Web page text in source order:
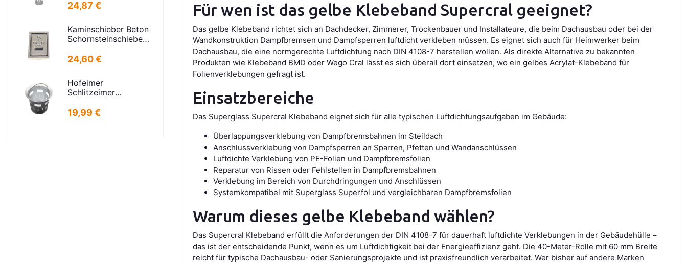
Schlitzen H=575mm
D=395mm
24,87 €
Kaminschieber Beton
Schornsteinschieber
Rahmenmaß:
21x30cm Deckel:
16,5x24,5cm
24,60 €
Hofeimer
Schlitzeimer
kurz
19,99 €
Für wen ist das gelbe Klebeband Supercral geeignet?
Das gelbe Klebeband richtet sich an Dachdecker, Zimmerer, Trockenbauer und Installateure, die beim Dachausbau oder bei der
Wandkonstruktion Dampfbremsen und Dampfsperren luftdicht verkleben müssen. Es eignet sich auch für Heimwerker beim
Dachausbau, die eine normgerechte Luftdichtung nach DIN 4108-7 herstellen wollen. Als direkte Alternative zu bekannten
Produkten wie Klebeband BMD oder Wego Cral lässt es sich überall dort einsetzen, wo ein gelbes Acrylat-Klebeband für
Folienverklebungen gefragt ist.
Einsatzbereiche
Das Superglass Supercral Klebeband eignet sich für alle typischen Luftdichtungsaufgaben im Gebäude:
Überlappungsverklebung von Dampfbremsbahnen im Steildach
Anschlussverklebung von Dampfsperren an Sparren, Pfetten und Wandanschlüssen
Luftdichte Verklebung von PE-Folien und Dampfbremsfolien
Reparatur von Rissen oder Fehlstellen in Dampfbremsbahnen
Verklebung im Bereich von Durchdringungen und Anschlüssen
Systemkompatibel mit Superglass Superfol und vergleichbaren Dampfbremsfolien
Warum dieses gelbe Klebeband wählen?
Das Supercral Klebeband erfüllt die Anforderungen der DIN 4108-7 für dauerhaft luftdichte Verklebungen in der Gebäudehülle –
das ist der entscheidende Punkt, wenn es um Luftdichtigkeit bei der Energieeffizienz geht. Die 40-Meter-Rolle mit 60 mm Breite
reicht für typische Dachausbau- oder Sanierungsprojekte und ist praxisfreundlich verarbeitet. Wer bisher auf andere Marken